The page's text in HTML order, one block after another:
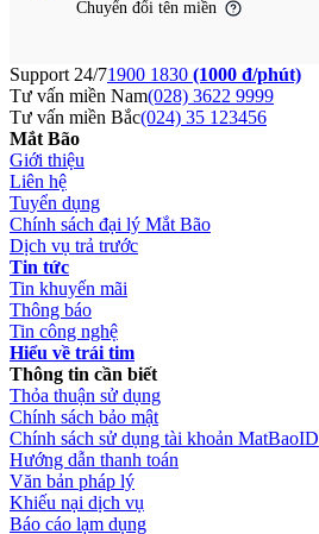
Chuyển đổi tên miền
Support 24/71900 1830 (1000 đ/phút)
Tư vấn miền Nam(028) 3622 9999
Tư vấn miền Bắc(024) 35 123456
Mắt Bão
Giới thiệu
Liên hệ
Tuyển dụng
Chính sách đại lý Mắt Bão
Dịch vụ trả trước
Tin tức
Tin khuyến mãi
Thông báo
Tin công nghệ
Hiểu về trái tim
Thông tin cần biết
Thỏa thuận sử dụng
Chính sách bảo mật
Chính sách sử dụng tài khoản MatBaoID
Hướng dẫn thanh toán
Văn bản pháp lý
Khiếu nại dịch vụ
Báo cáo lạm dụng